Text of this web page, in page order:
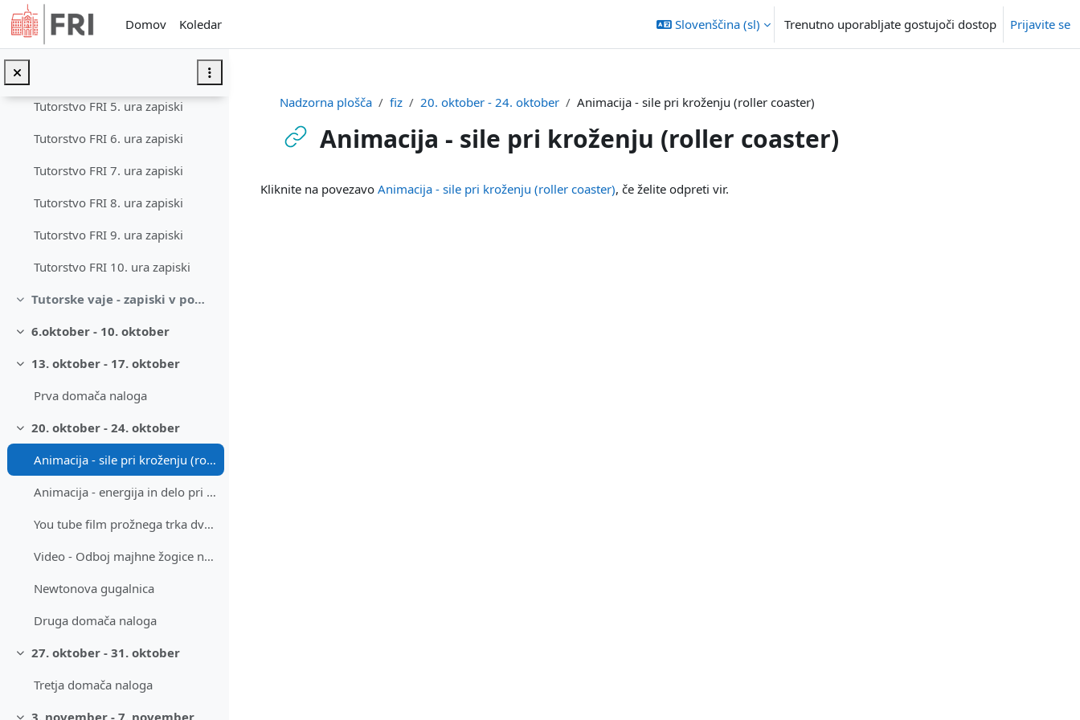
Preskoči na glavno vsebino
Domov
Koledar Slovenščina ‎(sl)‎ Trenutno uporabljate gostujoči dostop Prijavite se
Tutorstvo FRI 2.ura zapiski
Tutorstvo FRI 3.ura zapiski
Tutorstvo FRI 5. ura zapiski
Tutorstvo FRI 6. ura zapiski
Tutorstvo FRI 7. ura zapiski
Tutorstvo FRI 8. ura zapiski
Tutorstvo FRI 9. ura zapiski
Tutorstvo FRI 10. ura zapiski
Skrči Tutorske vaje - zapiski v pomoč tutorjem
Skrči6.oktober - 10. oktober
Skrči13. oktober - 17. oktober
Prva domača naloga
Skrči20. oktober - 24. oktober
Animacija - sile pri kroženju (roller coaster)
Animacija - energija in delo pri smučanju po klancu navzdol
You tube film prožnega trka dveh žog
Video - Odboj majhne žogice na veliki žogi
Newtonova gugalnica
Druga domača naloga
Skrči27. oktober - 31. oktober
Tretja domača naloga
Nadzorna plošča fiz 20. oktober - 24. oktober Animacija - sile pri kroženju (roller coaster)
Animacija - sile pri kroženju (roller coaster)
Kliknite na povezavo Animacija - sile pri kroženju (roller coaster), če želite odpreti vir.